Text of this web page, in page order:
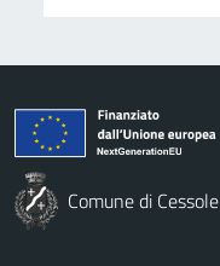
Comune di Cessole